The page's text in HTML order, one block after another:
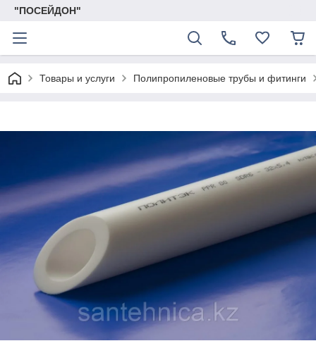
"ПОСЕЙДОН"
Товары и услуги Полипропиленовые трубы и фитинги